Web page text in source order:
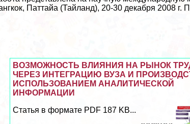
Паттайа (Тайланд), 20-30 декабря 2008 г.
ВОЗМОЖНОСТЬ ВЛИЯНИЯ НА РЫНОК
ЧЕРЕЗ ИНТЕГРАЦИЮ ВУЗА И
ИСПОЛЬЗОВАНИЕМ АНАЛИТИЧЕСКОЙ
ИНФОРМАЦИИ
Статья в формате PDF 187 KB...